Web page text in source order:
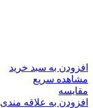
افزودن به سبد خرید
مشاهده سریع
مقایسه
افزودن به علاقه مندی